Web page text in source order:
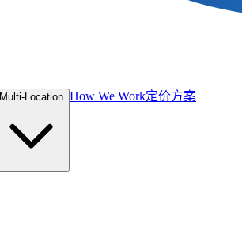
Multi-Location How We Work定价方案